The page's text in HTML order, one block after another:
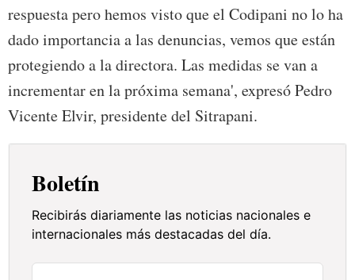
respuesta pero hemos visto que el Codipani no lo ha
dado importancia a las denuncias, vemos que están
protegiendo a la directora. Las medidas se van a
incrementar en la próxima semana', expresó Pedro
Vicente Elvir, presidente del Sitrapani.
Boletín
Recibirás diariamente las noticias nacionales e
internacionales más destacadas del día.